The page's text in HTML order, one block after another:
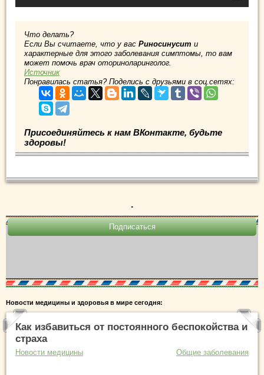
Что делать?
Если Вы считаете, что у вас Риносинусит и
характерные для этого заболевания симптомы, то вам
может помочь врач оториноларинголог.
Источник
Понравилась статья? Поделись с друзьями в соц.сетях:
Присоединяйтесь к нам ВКонтакте, будьте
здоровы!
.
Новости медицины и здоровья в мире сегодня:
Как избавиться от постоянного беспокойства и
страха
Новости медицины Общие заболевания